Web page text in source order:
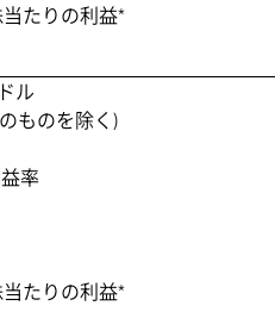
たりの利益*
ル
ものを除く)
率
たりの利益*